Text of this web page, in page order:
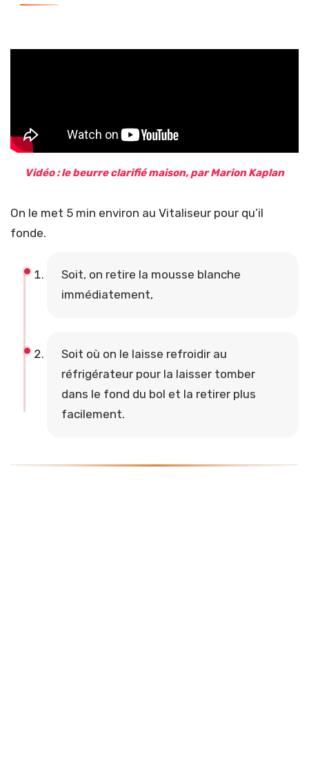
Vidéo : le beurre clarifié maison, par Marion Kaplan
On le met 5 min environ au Vitaliseur pour qu’il
fonde.
Soit, on retire la mousse blanche
immédiatement,
Soit où on le laisse refroidir au
réfrigérateur pour la laisser tomber
dans le fond du bol et la retirer plus
facilement.